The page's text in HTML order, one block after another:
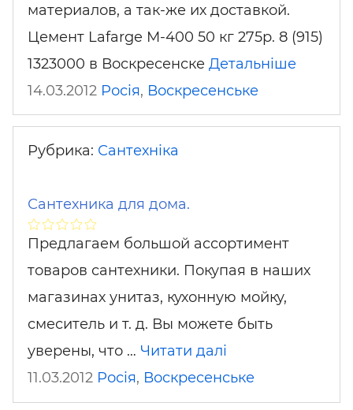
материалов, а так-же их доставкой.
Цемент Lafarge М-400 50 кг 275р. 8 (915)
1323000 в Воскресенске Детальніше
14.03.2012 Росія, Воскресенське
Рубрика: Сантехніка
Сантехника для дома.
Предлагаем большой ассортимент
товаров сантехники. Покупая в наших
магазинах унитаз, кухонную мойку,
смеситель и т. д. Вы можете быть
уверены, что … Читати далі
11.03.2012 Росія, Воскресенське